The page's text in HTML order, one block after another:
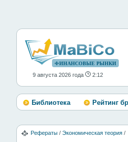
ФИНАНСОВЫЕ РЫНКИ
9 августа 2026 года 2:12
Библиотека Рейтинг
Рефераты / Экономическая теория /